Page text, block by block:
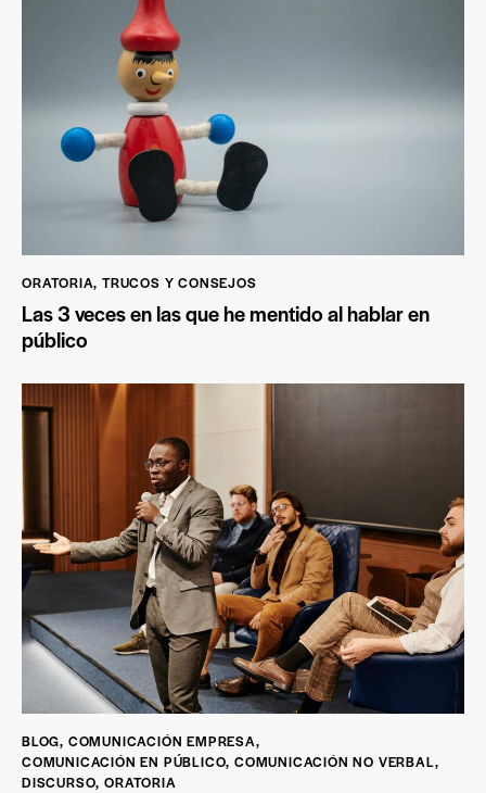
ORATORIA,TRUCOS Y CONSEJOS
Las 3 veces en las que he mentido al hablar en
público
BLOG, COMUNICACIÓN EMPRESA,
COMUNICACIÓN EN PÚBLICO,COMUNICACIÓN NO VERBAL,
DISCURSO,ORATORIA